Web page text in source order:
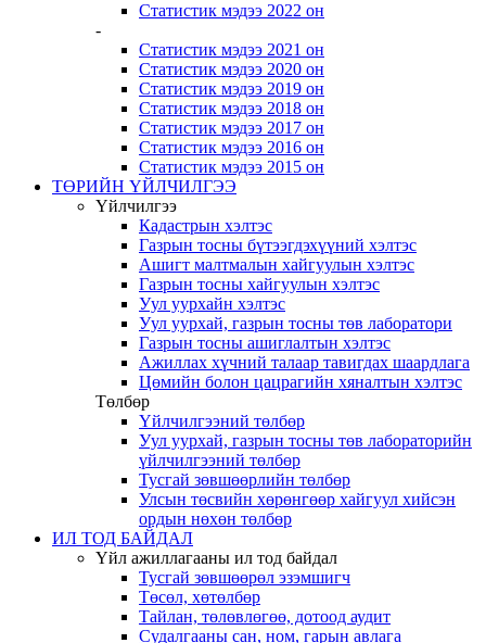
Статистик мэдээ 2022 он
-
Статистик мэдээ 2021 он
Статистик мэдээ 2020 он
Статистик мэдээ 2019 он
Статистик мэдээ 2018 он
Статистик мэдээ 2017 он
Статистик мэдээ 2016 он
Статистик мэдээ 2015 он
ТӨРИЙН ҮЙЛЧИЛГЭЭ
Үйлчилгээ
Кадастрын хэлтэс
Газрын тосны бүтээгдэхүүний хэлтэс
Ашигт малтмалын хайгуулын хэлтэс
Газрын тосны хайгуулын хэлтэс
Уул уурхайн хэлтэс
Уул уурхай, газрын тосны төв лаборатори
Газрын тосны ашиглалтын хэлтэс
Ажиллах хүчний талаар тавигдах шаардлага
Цөмийн болон цацрагийн хяналтын хэлтэс
Төлбөр
Үйлчилгээний төлбөр
Уул уурхай, газрын тосны төв лабораторийн
үйлчилгээний төлбөр
Тусгай зөвшөөрлийн төлбөр
Улсын төсвийн хөрөнгөөр хайгуул хийсэн
ордын нөхөн төлбөр
ИЛ ТОД БАЙДАЛ
Үйл ажиллагааны ил тод байдал
Тусгай зөвшөөрөл эзэмшигч
Төсөл, хөтөлбөр
Тайлан, төлөвлөгөө, дотоод аудит
Судалгааны сан, ном, гарын авлага